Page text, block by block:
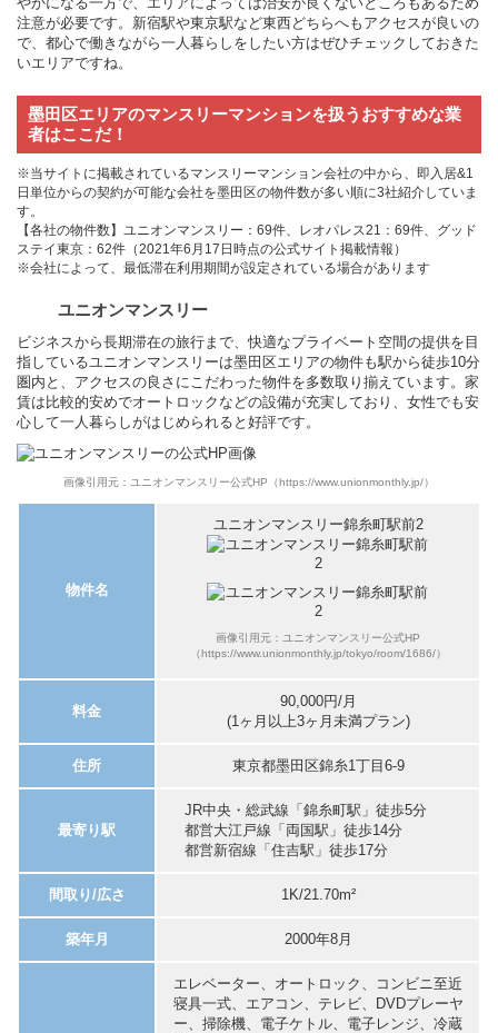
注意が必要です。新宿駅や東京駅など東西どちらへもアクセスが良いの
で、都心で働きながら一人暮らしをしたい方はぜひチェックしておきた
いエリアですね。
墨田区エリアのマンスリーマンションを扱うおすすめな業
者はここだ！
※当サイトに掲載されているマンスリーマンション会社の中から、即入居&1
日単位からの契約が可能な会社を墨田区の物件数が多い順に3社紹介していま
す。
【各社の物件数】ユニオンマンスリー：69件、レオパレス21：69件、グッド
ステイ東京：62件（2021年6月17日時点の公式サイト掲載情報）
※会社によって、最低滞在利用期間が設定されている場合があります
ユニオンマンスリー
ビジネスから長期滞在の旅行まで、快適なプライベート空間の提供を目
指しているユニオンマンスリーは墨田区エリアの物件も駅から徒歩10分
圏内と、アクセスの良さにこだわった物件を多数取り揃えています。家
賃は比較的安めでオートロックなどの設備が充実しており、女性でも安
心して一人暮らしがはじめられると好評です。
画像引用元：ユニオンマンスリー公式HP（https://www.unionmonthly.jp/）
物件名
ユニオンマンスリー錦糸町駅前2
画像引用元：ユニオンマンスリー公式HP
（https://www.unionmonthly.jp/tokyo/room/1686/）
料金
90,000円/月
(1ヶ月以上3ヶ月未満プラン)
住所 東京都墨田区錦糸1丁目6-9
最寄り駅
JR中央・総武線「錦糸町駅」徒歩5分
都営大江戸線「両国駅」徒歩14分
都営新宿線「住吉駅」徒歩17分
間取り/広さ 1K/21.70m²
築年月 2000年8月
エレベーター、オートロック、コンビニ至近
寝具一式、エアコン、テレビ、DVDプレーヤ
ー、掃除機、電子ケトル、電子レンジ、冷蔵